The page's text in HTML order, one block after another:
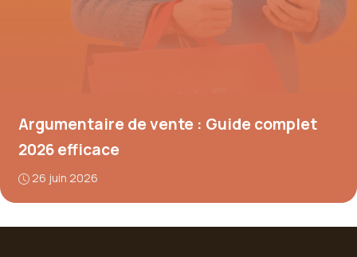
Argumentaire de vente : Guide complet
2026 efficace
26 juin 2026